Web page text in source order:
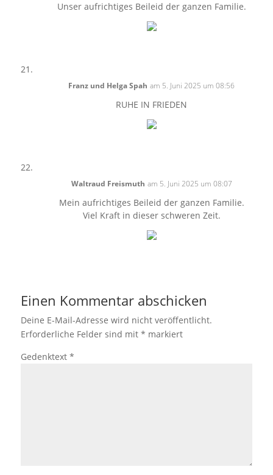
Unser aufrichtiges Beileid der ganzen Familie.
Franz und Helga Spah am 5. Juni 2025 um 08:56
RUHE IN FRIEDEN
Waltraud Freismuth am 5. Juni 2025 um 08:07
Mein aufrichtiges Beileid der ganzen Familie.
Viel Kraft in dieser schweren Zeit.
Einen Kommentar abschicken
Deine E-Mail-Adresse wird nicht veröffentlicht.
Erforderliche Felder sind mit * markiert
Gedenktext *